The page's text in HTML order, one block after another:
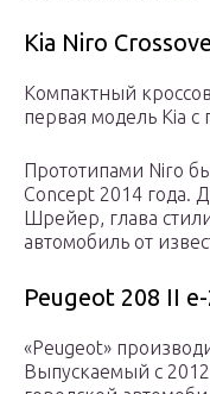
Kia Niro
Компактный
первая модель Kia
Прототипами Niro
Concept 2014 года.
Шрейер, глава
автомобиль от
Peugeot 208 II
«Peugeot»
Выпускаемый с